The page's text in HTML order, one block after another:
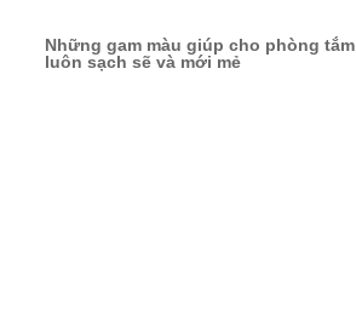
Những gam màu giúp cho phòng tắm
luôn sạch sẽ và mới mẻ